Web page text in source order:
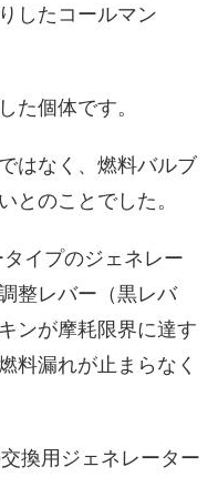
したコールマン
た個体です。
はなく、燃料バルブ
とのことでした。
イプのジェネレー
整レバー（黒レバ
ンが摩耗限界に達す
料漏れが止まらなく
換用ジェネレーター